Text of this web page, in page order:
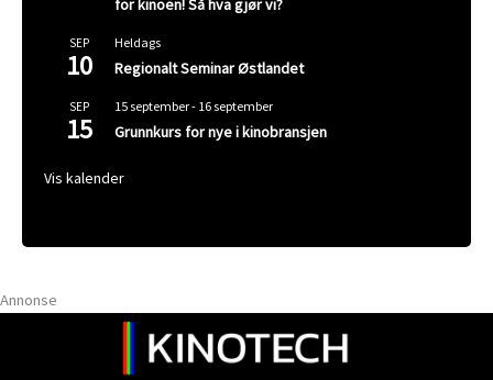
for kinoen! Så hva gjør vi?
SEP
10
Heldags
Regionalt Seminar Østlandet
SEP
15
15 september- 16 september
Grunnkurs for nye i kinobransjen
Vis kalender
Annonse